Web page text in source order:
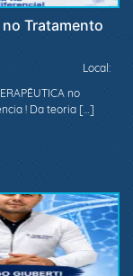
no Tratamento
Local:
no
! Da teoria […]